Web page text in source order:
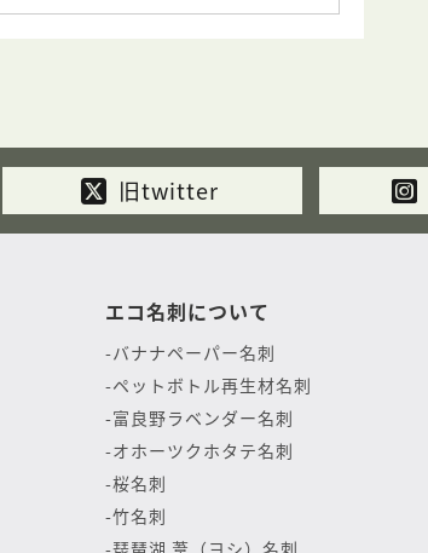
旧twitter
エコ名刺について
バナナペーパー名刺
ペットボトル再生材名刺
富良野ラベンダー名刺
オホーツクホタテ名刺
桜名刺
竹名刺
琵琶湖 葦（ヨシ）名刺